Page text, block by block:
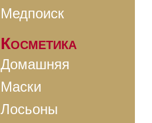
Медпоиск
Косметика
Домашняя
Маски
Лосьоны